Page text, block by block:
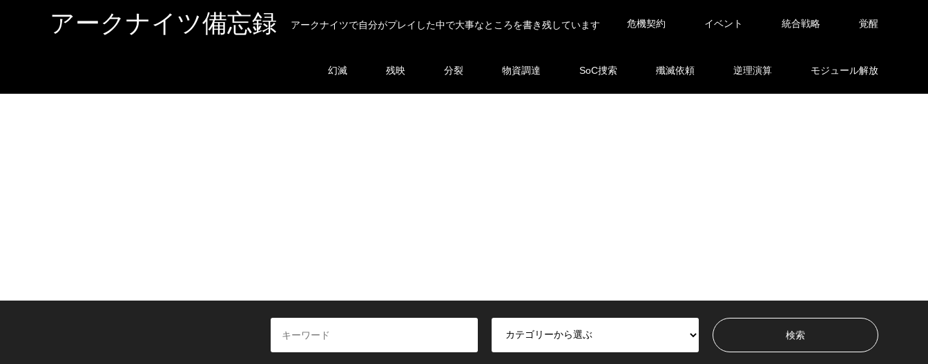
アークナイツ備忘録 アークナイツで自分がプレイした中で大事なところを書き残しています 危機契約 イベント 統合戦略 覚醒
幻滅 残映 分裂 物資調達 SoC捜索 殲滅依頼 逆理演算 モジュール解放